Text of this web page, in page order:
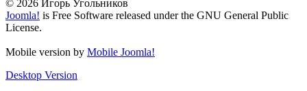
© 2026 Игорь Угольников
Joomla! is Free Software released under the GNU General Public
License.
Mobile version by Mobile Joomla!
Desktop Version